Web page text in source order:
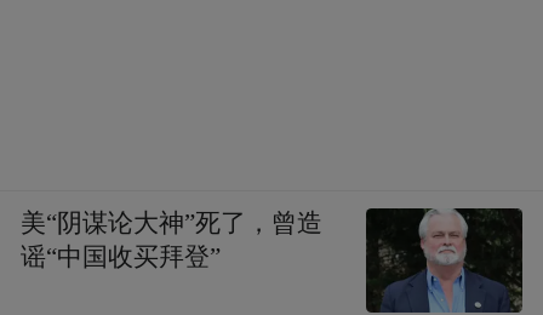
美“阴谋论大神”死了，曾造
谣“中国收买拜登”